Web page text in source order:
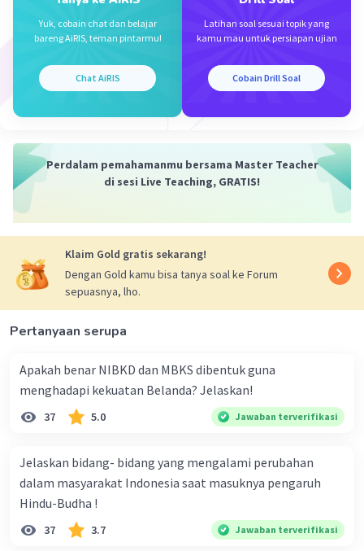
Yuk, cobain chat dan belajar
bareng AiRIS, teman pintarmu!
Chat AiRIS
Latihan soal sesuai topik yang
kamu mau untuk persiapan ujian
Cobain Drill Soal
Perdalam pemahamanmu bersama Master Teacher
di sesi Live Teaching, GRATIS!
Klaim Gold gratis sekarang!
Dengan Gold kamu bisa tanya soal ke Forum
sepuasnya, lho.
Pertanyaan serupa
Apakah benar NIBKD dan MBKS dibentuk guna
menghadapi kekuatan Belanda? Jelaskan!
37 5.0 Jawaban terverifikasi
Jelaskan bidang- bidang yang mengalami perubahan
dalam masyarakat Indonesia saat masuknya pengaruh
Hindu-Budha !
37 3.7 Jawaban terverifikasi